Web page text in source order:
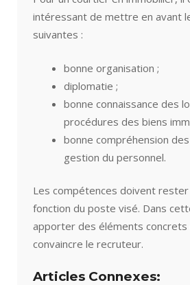
intéressant de mettre en avant
suivantes :
bonne organisation ;
diplomatie ;
bonne connaissance des
procédures des biens
bonne compréhension
gestion du personnel.
Les compétences doivent
fonction du poste visé. Dans
apporter des éléments concrets
convaincre le recruteur.
Articles Connexes: